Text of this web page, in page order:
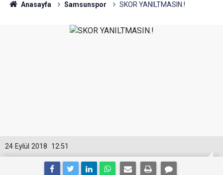
Anasayfa Samsunspor SKOR YANILTMASIN.!
12:51
24 Eylül 2018